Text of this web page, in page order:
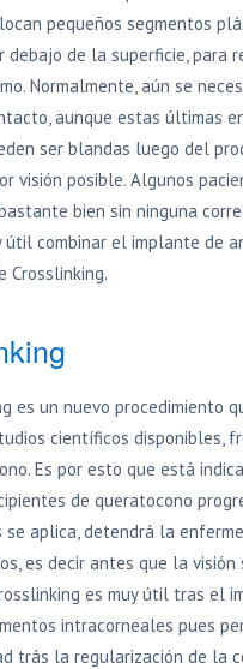
pequeños segmentos
debajo de la superficie, para
Normalmente, aún se
aunque estas últimas
ser blandas luego del
visión posible. Algunos
bien sin ninguna
útil combinar el implante de
Crosslinking.
es un nuevo procedimiento
científicos disponibles,
Es por esto que está
de queratocono
aplica, detendrá la
es decir antes que la visión
es muy útil tras el
intracorneales pues
trás la regularización de la